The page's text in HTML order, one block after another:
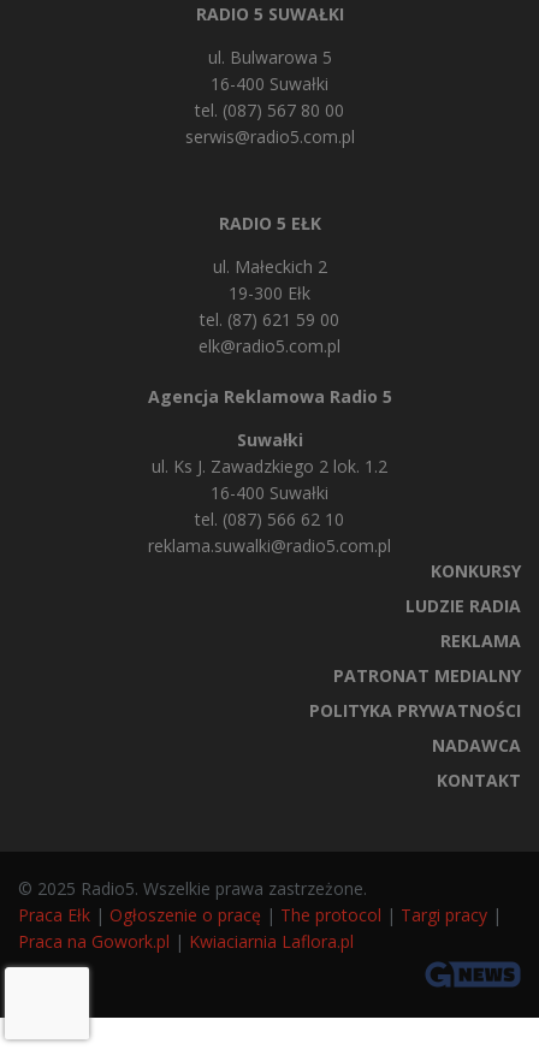
RADIO 5 SUWAŁKI
ul. Bulwarowa 5
16-400 Suwałki
tel. (087) 567 80 00
serwis@radio5.com.pl
RADIO 5 EŁK
ul. Małeckich 2
19-300 Ełk
tel. (87) 621 59 00
elk@radio5.com.pl
Agencja Reklamowa Radio 5
Suwałki
ul. Ks J. Zawadzkiego 2 lok. 1.2
16-400 Suwałki
tel. (087) 566 62 10
reklama.suwalki@radio5.com.pl
KONKURSY
LUDZIE RADIA
REKLAMA
PATRONAT MEDIALNY
POLITYKA PRYWATNOŚCI
NADAWCA
KONTAKT
© 2025 Radio5. Wszelkie prawa zastrzeżone.
Praca Ełk | Ogłoszenie o pracę | The protocol | Targi pracy |
Praca na Gowork.pl | Kwiaciarnia Laflora.pl